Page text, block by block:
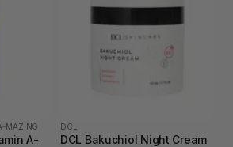
MAZING
A-
DCL
DCL Bakuchiol Night Cream